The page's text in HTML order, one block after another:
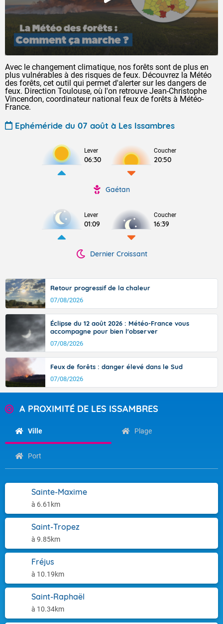
Avec le changement climatique, nos forêts sont de plus en
plus vulnérables à des risques de feux. Découvrez la Météo
des forêts, cet outil qui permet d'alerter sur les dangers de
feux. Direction Toulouse, où l'on retrouve Jean-Christophe
Vincendon, coordinateur national feux de forêts à Météo-
France.
Ephéméride du 07 août à Les Issambres
Lever
06:30
Coucher
20:50
Gaétan
Lever
01:09
Coucher
16:39
Dernier Croissant
Retour progressif de la chaleur
07/08/2026
Éclipse du 12 août 2026 : Météo-France vous
accompagne pour bien l'observer
07/08/2026
Feux de forêts : danger élevé dans le Sud
07/08/2026
A PROXIMITÉ DE LES ISSAMBRES
Ville Plage
Port
Sainte-Maxime
à 6.61km
Saint-Tropez
à 9.85km
Fréjus
à 10.19km
Saint-Raphaël
à 10.34km